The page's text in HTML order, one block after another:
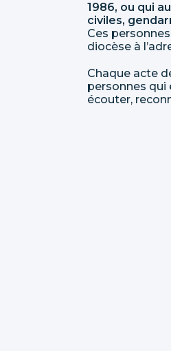
1986, ou qui
civiles,
Ces
diocèse à
Chaque acte
personnes qui
écouter,